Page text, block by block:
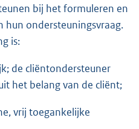
bij het formuleren en
hun ondersteuningsvraag.
is:
de cliëntondersteuner
het belang van de cliënt;
vrij toegankelijke